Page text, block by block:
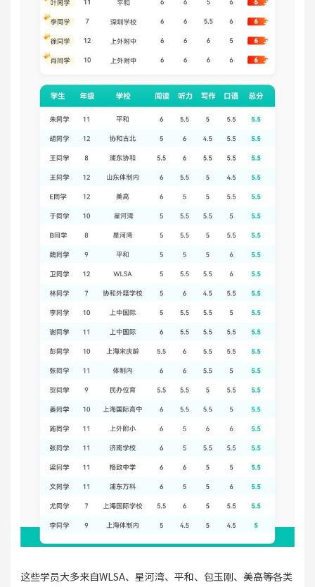
这些学员大多来自WLSA、星河湾、平和、包玉刚、美高等各类